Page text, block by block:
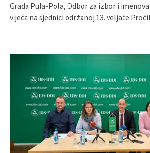
Grada Pula-Pola, Odbor za izbor i
vijeća na sjednici održanoj 13. veljače